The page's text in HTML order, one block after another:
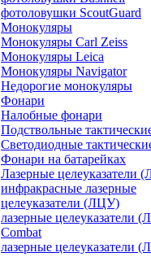
фотоловушки ScoutGuard
Монокуляры
Монокуляры Carl Zeiss
Монокуляры Leica
Монокуляры Navigator
Недорогие монокуляры
Фонари
Налобные фонари
Подствольные
Светодиодные
Фонари на батарейках
Лазерные целеуказатели
инфракрасные лазерные
целеуказатели (ЛЦУ)
лазерные целеуказатели
Combat
лазерные целеуказатели